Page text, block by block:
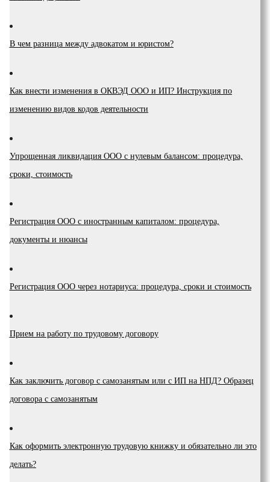
В чем разница между адвокатом и юристом?
Как внести изменения в ОКВЭД ООО и ИП? Инструкция по
изменению видов кодов деятельности
Упрощенная ликвидация ООО с нулевым балансом: процедура,
сроки, стоимость
Регистрация ООО с иностранным капиталом: процедура,
документы и нюансы
Регистрация ООО через нотариуса: процедура, сроки и стоимость
Прием на работу по трудовому договору
Как заключить договор с самозанятым или с ИП на НПД? Образец
договора с самозанятым
Как оформить электронную трудовую книжку и обязательно ли это
делать?